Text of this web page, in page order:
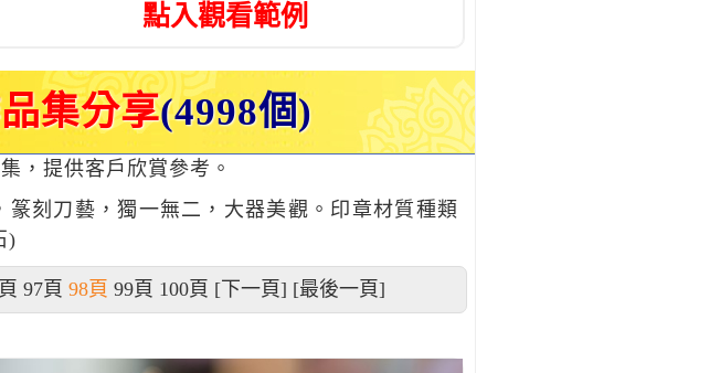
點入觀看範例
集分享(4998個)
，提供客戶欣賞參考。
刻刀藝，獨一無二，大器美觀。印章材質種類
)
97頁 98頁 99頁 100頁 [下一頁] [最後一頁]